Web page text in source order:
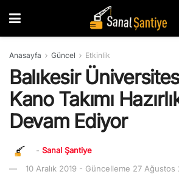
Anasayfa Güncel Etkinlik
Balıkesir
Kano Takımı
Devam Ediyor
- Sanal Şantiye
10 Aralık 2019 - Güncelleme 27 Ağustos